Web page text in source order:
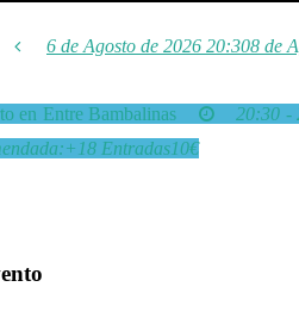
6 de Agosto de 2026 20:308 de
en Entre Bambalinas 20:30 -
+18 Entradas10€